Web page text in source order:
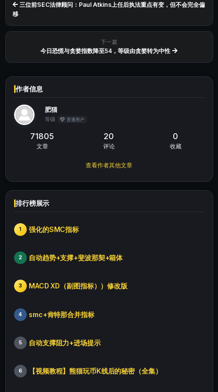
三位前SEC法律顾问：Paul Atkins上任后执法重点有变，但不会完全偏
移
下一篇
今日恐慌与贪婪指数降至54，等级由贪婪转为中性
作者信息
肥猫
等级 普通用户
71805
文章
20
评论
0
收藏
查看作者其他文章
排行榜展示
1 强化的SMC指标
2 自动趋势+支撑+斐波那契+箱体
3 MACD XD（副图指标））修改版
4 smc+肯特那合并指标
5 自动支撑阻力+进场提示
6 【视频教程】熊猫玩币K线后的秘密（全集）